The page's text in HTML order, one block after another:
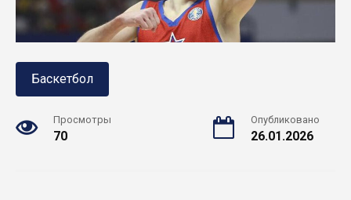
Баскетбол
Просмотры
70
Опубликовано
26.01.2026